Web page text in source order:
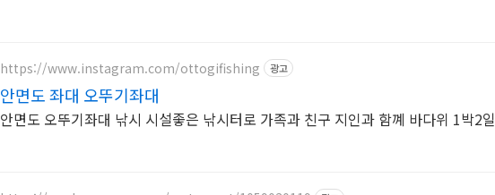
https://www.instagram.com/ottogifishing 광고
안면도 좌대 오뚜기좌대
안면도 오뚜기좌대 낚시 시설좋은 낚시터로 가족과 친구 지인과 함꼐 바다위 1박2일